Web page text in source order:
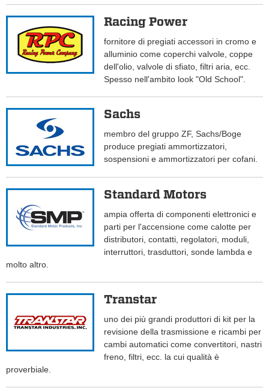
Racing Power
fornitore di pregiati accessori in cromo e
alluminio come coperchi valvole, coppe
dell'olio, valvole di sfiato, filtri aria, ecc.
Spesso nell'ambito look "Old School".
Sachs
membro del gruppo ZF, Sachs/Boge
produce pregiati ammortizzatori,
sospensioni e ammortizzatori per cofani.
Standard Motors
ampia offerta di componenti elettronici e
parti per l'accensione come calotte per
distributori, contatti, regolatori, moduli,
interruttori, trasduttori, sonde lambda e
molto altro.
Transtar
uno dei più grandi produttori di kit per la
revisione della trasmissione e ricambi per
cambi automatici come convertitori, nastri
freno, filtri, ecc. la cui qualità è
proverbiale.